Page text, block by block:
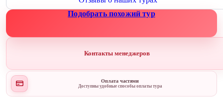
Подобрать похожий тур
Контакты менеджеров
Оплата частями
Доступны удобные способы оплаты тура